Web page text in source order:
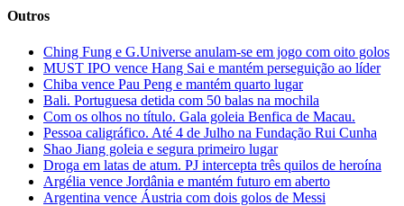
Outros
Ching Fung e G.Universe anulam-se em jogo com oito golos
MUST IPO vence Hang Sai e mantém perseguição ao líder
Chiba vence Pau Peng e mantém quarto lugar
Bali. Portuguesa detida com 50 balas na mochila
Com os olhos no título. Gala goleia Benfica de Macau.
Pessoa caligráfico. Até 4 de Julho na Fundação Rui Cunha
Shao Jiang goleia e segura primeiro lugar
Droga em latas de atum. PJ intercepta três quilos de heroína
Argélia vence Jordânia e mantém futuro em aberto
Argentina vence Áustria com dois golos de Messi